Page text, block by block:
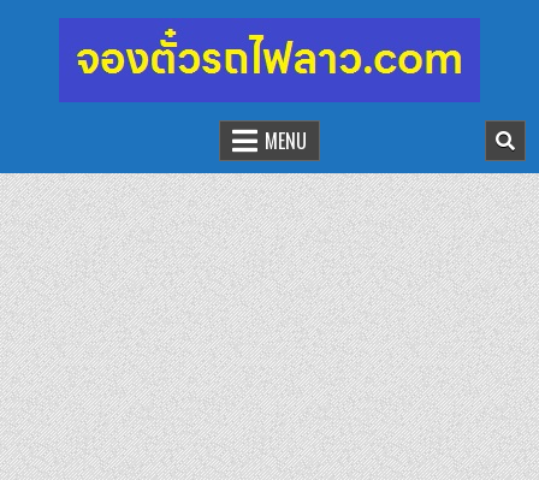
จองตั๋วรถไฟลาว-จีน
นั่งรถไฟเที่ยวประเทศลาว
MENU